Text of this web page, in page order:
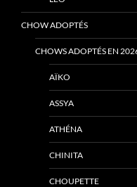
CHOW ADOPTÉS
CHOWS ADOPTÉS EN
AÏKO
ASSYA
ATHÉNA
CHINITA
CHOUPETTE